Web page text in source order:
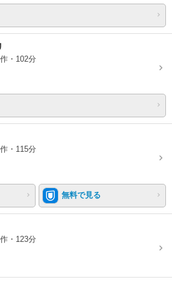
・102分
・115分
無料で見る
・123分